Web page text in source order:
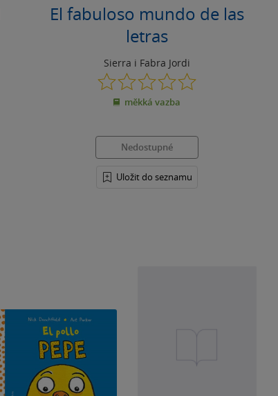
El fabuloso mundo de las
letras
Sierra i Fabra Jordi
0.0
z
5
měkká vazba
Nedostupné
Uložit do seznamu